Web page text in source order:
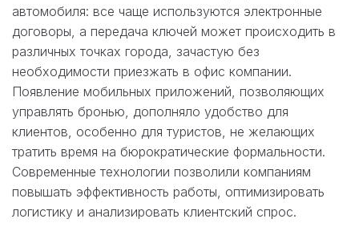
автомобиля: все чаще используются электронные
договоры, а передача ключей может происходить в
различных точках города, зачастую без
необходимости приезжать в офис компании.
Появление мобильных приложений, позволяющих
управлять бронью, дополняло удобство для
клиентов, особенно для туристов, не желающих
тратить время на бюрократические формальности.
Современные технологии позволили компаниям
повышать эффективность работы, оптимизировать
логистику и анализировать клиентский спрос.